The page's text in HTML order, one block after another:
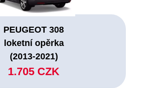
PEUGEOT 308
loketní opěrka
(2013-2021)
1.705 CZK